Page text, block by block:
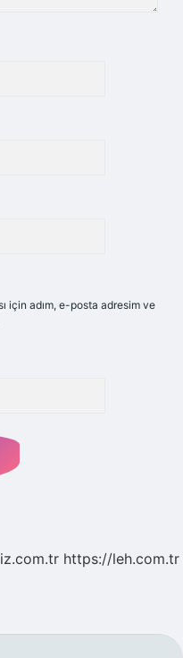
için adım, e-posta adresim ve
https://leh.com.tr